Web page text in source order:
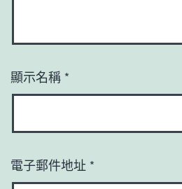
顯示名稱 *
電子郵件地址 *